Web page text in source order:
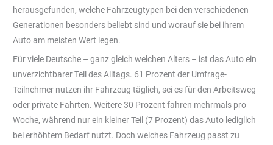
herausgefunden, welche Fahrzeugtypen bei den verschiedenen
Generationen besonders beliebt sind und worauf sie bei ihrem
Auto am meisten Wert legen.
Für viele Deutsche – ganz gleich welchen Alters – ist das Auto ein
unverzichtbarer Teil des Alltags. 61 Prozent der Umfrage-
Teilnehmer nutzen ihr Fahrzeug täglich, sei es für den Arbeitsweg
oder private Fahrten. Weitere 30 Prozent fahren mehrmals pro
Woche, während nur ein kleiner Teil (7 Prozent) das Auto lediglich
bei erhöhtem Bedarf nutzt. Doch welches Fahrzeug passt zu